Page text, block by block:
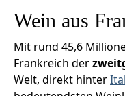
Wein aus
Mit rund 45,6
Frankreich der
Welt, direkt hinter